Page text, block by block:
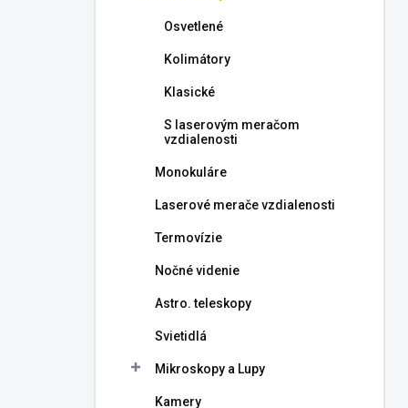
Osvetlené
Kolimátory
Klasické
S laserovým meračom
vzdialenosti
Monokuláre
Laserové merače vzdialenosti
Termovízie
Nočné videnie
Astro. teleskopy
Svietidlá
Mikroskopy a Lupy
Kamery